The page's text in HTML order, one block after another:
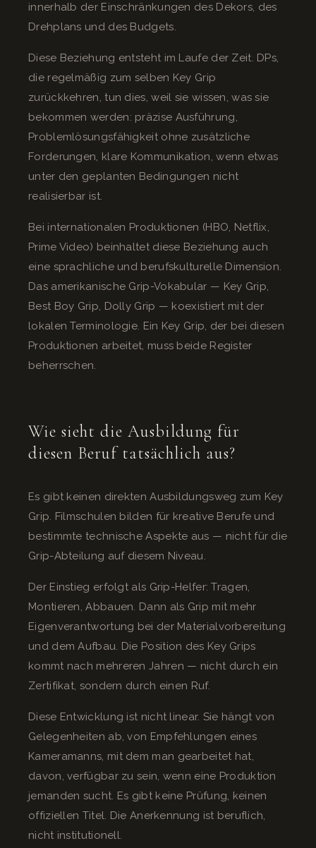
innerhalb der Einschränkungen des Dekors, des
Drehplans und des Budgets.
Diese Beziehung entsteht im Laufe der Zeit. DPs,
die regelmäßig zum selben Key Grip
zurückkehren, tun dies, weil sie wissen, was sie
bekommen werden: präzise Ausführung,
Problemlösungsfähigkeit ohne zusätzliche
Forderungen, klare Kommunikation, wenn etwas
unter den geplanten Bedingungen nicht
realisierbar ist.
Bei internationalen Produktionen (HBO, Netflix,
Prime Video) beinhaltet diese Beziehung auch
eine sprachliche und berufskulturelle Dimension.
Das amerikanische Grip-Vokabular — Key Grip,
Best Boy Grip, Dolly Grip — koexistiert mit der
lokalen Terminologie. Ein Key Grip, der bei diesen
Produktionen arbeitet, muss beide Register
beherrschen.
Wie sieht die Ausbildung für
diesen Beruf tatsächlich aus?
Es gibt keinen direkten Ausbildungsweg zum Key
Grip. Filmschulen bilden für kreative Berufe und
bestimmte technische Aspekte aus — nicht für die
Grip-Abteilung auf diesem Niveau.
Der Einstieg erfolgt als Grip-Helfer: Tragen,
Montieren, Abbauen. Dann als Grip mit mehr
Eigenverantwortung bei der Materialvorbereitung
und dem Aufbau. Die Position des Key Grips
kommt nach mehreren Jahren — nicht durch ein
Zertifikat, sondern durch einen Ruf.
Diese Entwicklung ist nicht linear. Sie hängt von
Gelegenheiten ab, von Empfehlungen eines
Kameramanns, mit dem man gearbeitet hat,
davon, verfügbar zu sein, wenn eine Produktion
jemanden sucht. Es gibt keine Prüfung, keinen
offiziellen Titel. Die Anerkennung ist beruflich,
nicht institutionell.